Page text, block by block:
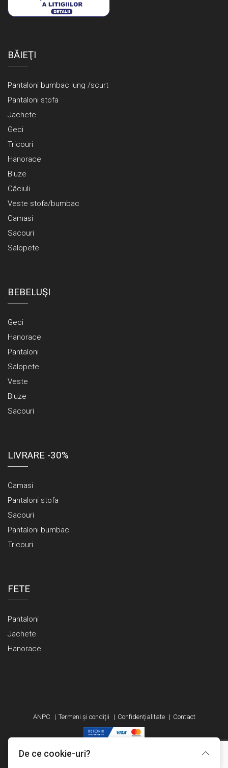
BĂIEŢI
Pantaloni bumbac lung /scurt
Pantaloni stofa
Jachete
Geci
Tricouri
Hanorace
Bluze
Căciuli
Veste stofa/bumbac
Camasi
Sacouri
Salopete
BEBELUŞI
Geci
Hanorace
Pantaloni
Salopete
Veste
Bluze
Sacouri
LIVRARE -30%
Camasi
Pantaloni stofa
Sacouri
Pantaloni bumbac
Tricouri
FETE
Pantaloni
Jachete
Hanorace
Made with in TGM byEdris Digital Agency
. All Rights Reserved © 2026
ANPC Termeni și condiții Confidențialitate Contact
De ce cookie-uri?